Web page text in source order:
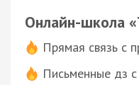
Онлайн-школа
Прямая связь с
Письменные дз